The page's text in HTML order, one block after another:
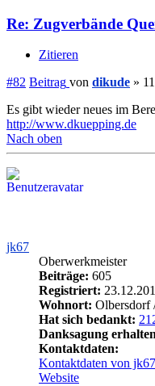
Re: Zugverbände
Zitieren
#82 Beitrag von dikude »
Es gibt wieder neues im
http://www.dkuepping.de
Nach oben
jk67
Oberwerkmeister
Beiträge: 605
Registriert:
Wohnort: Olbersdorf
Hat sich bedankt:
Danksagung
Kontaktdaten:
Kontaktdaten von jk67
Website